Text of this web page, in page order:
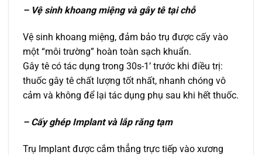
– Vệ sinh khoang miệng và gây tê tại chỗ
Vệ sinh khoang miệng, đảm bảo trụ được cấy vào
một “môi trường” hoàn toàn sạch khuẩn.
Gây tê có tác dụng trong 30s-1’ trước khi điều trị:
thuốc gây tê chất lượng tốt nhất, nhanh chóng vô
cảm và không để lại tác dụng phụ sau khi hết thuốc.
– Cấy ghép Implant và lắp răng tạm
Trụ Implant được cắm thẳng trực tiếp vào xương